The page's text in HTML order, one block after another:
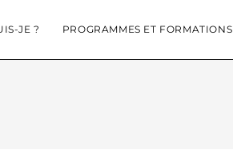
JE ? PROGRAMMES ET FORMATIONS